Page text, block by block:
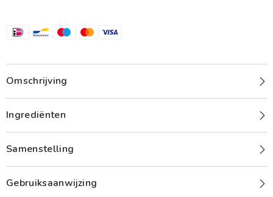
Endocrinotox Endocrinotox
Omschrijving
Ingrediënten
Samenstelling
Gebruiksaanwijzing